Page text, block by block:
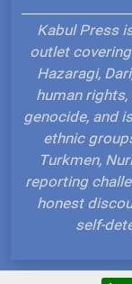
Kabul Press
outlet
Hazaragi,
human
genocide, and
ethnic
Turkmen,
reporting
honest
self-